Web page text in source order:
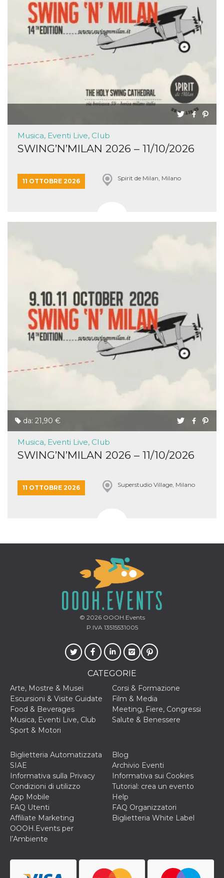
Musica, Eventi Live, Club
SWING’N’MILAN 2026 – 11/10/2026
11 OTTOBRE 2026 Spirit de Milan, Milano
da: 21,90 €
Musica, Eventi Live, Club
SWING’N’MILAN 2026 – 11/10/2026
11 OTTOBRE 2026 Superstudio Village, Milano
© 2026OOOH.Events
P.IVA 13515531005
CATEGORIE
Arte, Mostre & Musei
Corsi & Formazione
Escursioni & Visite Guidate
Film & Media
Food & Beverages
Meeting, Fiere, Congressi
Musica, Eventi Live, Club
Salute & Benessere
Sport & Motori
Biglietteria Automatizzata
SIAE
Blog
Archivio Eventi
Informativa sulla Privacy
Informativa sui Cookies
Condizioni di utilizzo
Tutorial: crea un evento
App Mobile
Help
FAQ Utenti
FAQ Organizzatori
Affiliate Marketing
Biglietteria White Label
OOOH.Events per
l’Ambiente